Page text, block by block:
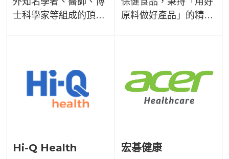
士科學家等組成的頂尖
治療藥物與保健食品為
己任，提供全球癌症與
慢性病患者嶄新治療。
原料做好產品」的精
小細節都能親自監管。
家人，是我們心中最在
乎的一環，只有親力親
Hi-Q Health 宏碁健康